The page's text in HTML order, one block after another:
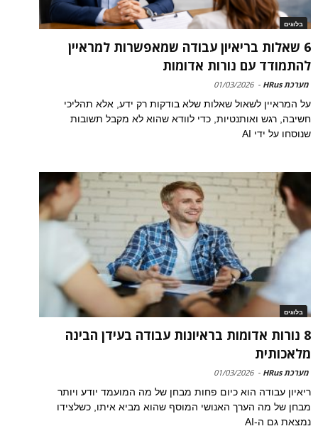
בלוגים
6 שאלות בריאיון עבודה שמאפשרות למראיין
להתמודד עם נורות אדומות
מערכת HRus -
01/03/2026
על המראיין לשאול שאלות שלא בודקות רק ידע, אלא תהליכי
חשיבה, רגש ואותנטיות, כדי לוודא שהוא לא מקבל תשובות
שנוסחו על ידי AI
בלוגים
8 נורות אדומות בראיונות עבודה בעידן הבינה
מלאכותית
מערכת HRus -
01/03/2026
ריאיון עבודה הוא כיום פחות מבחן של מה המועמד יודע ויותר
מבחן של מה הערך האנושי המוסף שהוא מביא איתו, כשלצידו
נמצאת גם ה-AI